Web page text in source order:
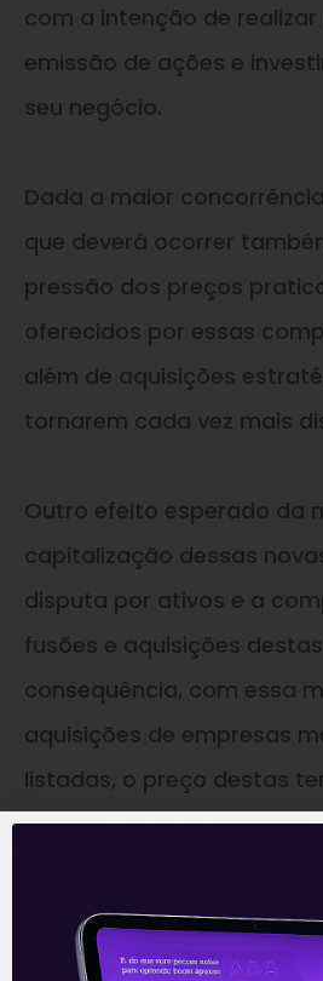
com a intenção de
emissão de ações e
seu negócio.
Dada a maior
que deverá ocorrer
pressão dos preços
oferecidos por essas
além de aquisições
tornarem cada vez mais
Outro efeito esperado da
capitalização dessas
disputa por ativos e a
fusões e aquisições
consequência, com essa
aquisições de empresas
listadas, o preço destas
inflando os seus múltiplos.
Este conteúdo faz